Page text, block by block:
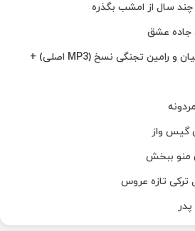
چند سال از امشب بگذره
جاده عشق
دانلود آهنگ مسعود جلیلیان و رامین تجنگی نسخ (MP3 اصلی) +
گیس واز
منو ببخش
ترکی تازه عروس